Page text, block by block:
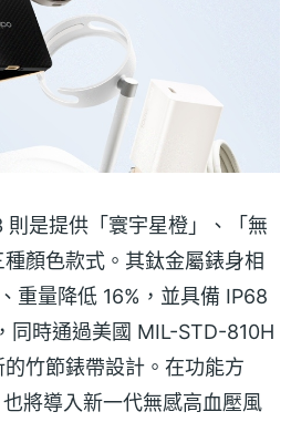
是提供「寰宇星橙」、「無
顏色款式。其鈦金屬錶身相
重量降低 16%，並具備 IP68
同時通過美國 MIL-STD-810H
竹節錶帶設計。在功能方
將導入新一代無感高血壓風